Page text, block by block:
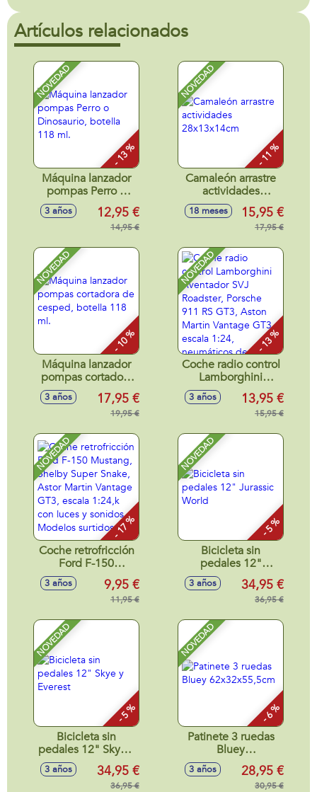
Artículos relacionados
NOVEDAD
- 13 %
Máquina lanzador
pompas Perro o
Dinosaurio, botella
118 ml.
3 años 12,95 €
14,95 €
NOVEDAD
- 11 %
Camaleón arrastre
actividades
28x13x14cm
18 meses 15,95 €
17,95 €
NOVEDAD
- 10 %
Máquina lanzador
pompas cortadora
de cesped, botella
118 ml.
3 años 17,95 €
19,95 €
NOVEDAD
- 13 %
Coche radio control
Lamborghini
Aventador SVJ
Roadster, Porsche
911 RS GT3, Aston
GT3 escala 1:24,
neumáticos de
goma, con luces -
Modelos surtidos
3 años 13,95 €
15,95 €
NOVEDAD
- 17 %
Coche retrofricción
Ford F-150
Mustang, Shelby
Super Snake, Astor
Martin Vantage
con luces y sonidos
- Modelos surtidos
3 años 9,95 €
11,95 €
NOVEDAD
- 5 %
Bicicleta sin
pedales 12"
Jurassic World
3 años 34,95 €
36,95 €
NOVEDAD
- 5 %
Bicicleta sin
pedales 12" Skye y
Everest
3 años 34,95 €
36,95 €
NOVEDAD
- 6 %
Patinete 3 ruedas
Bluey
62x32x55,5cm
3 años 28,95 €
30,95 €